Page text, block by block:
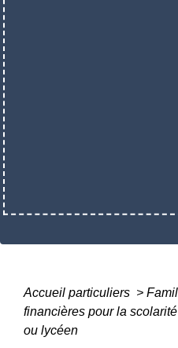
Accueil particuliers >
financières pour la scolarité
ou lycéen